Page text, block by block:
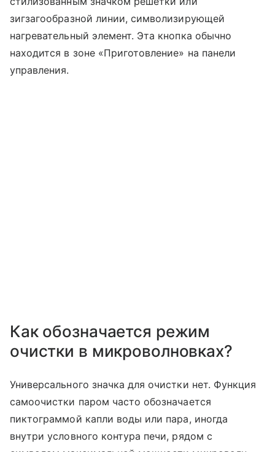
зигзагообразной линии, символизирующей
нагревательный элемент. Эта кнопка обычно
находится в зоне «Приготовление» на панели
управления.
Как обозначается режим
очистки в микроволновках?
Универсального значка для очистки нет. Функция
самоочистки паром часто обозначается
пиктограммой капли воды или пара, иногда
внутри условного контура печи, рядом с